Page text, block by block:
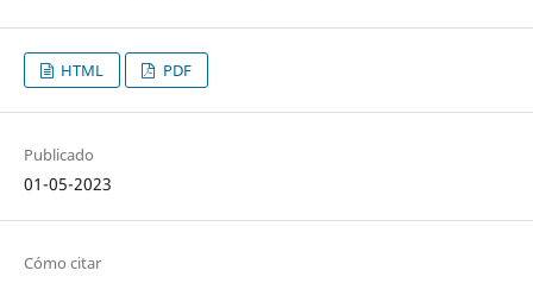
HTML PDF
Publicado
01-05-2023
Cómo citar